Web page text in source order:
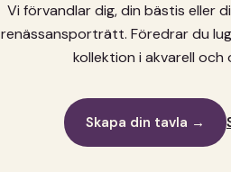
Vi förvandlar dig, din bästis eller
renässansporträtt. Föredrar du
kollektion i akvarell och
Skapa din tavla →